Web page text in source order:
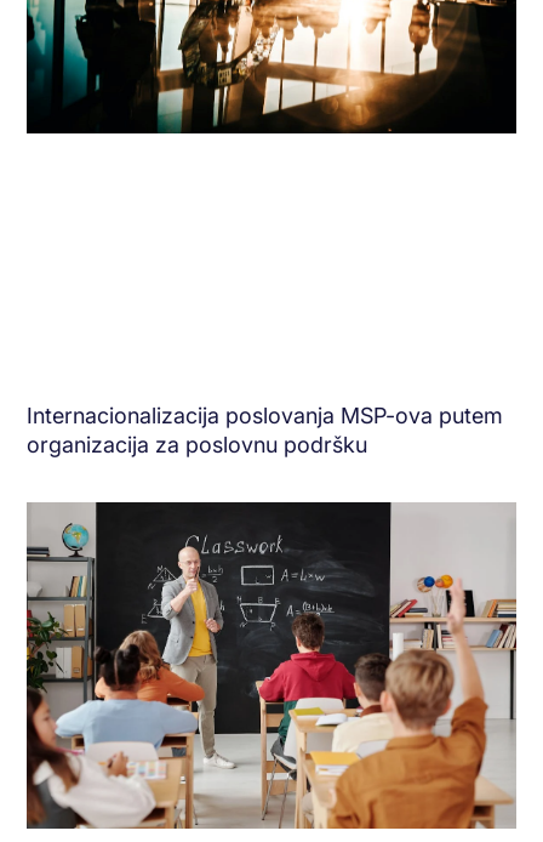
Internacionalizacija poslovanja MSP-ova putem
organizacija za poslovnu podršku